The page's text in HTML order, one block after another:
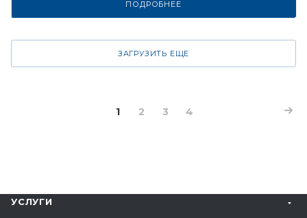
ПОДРОБНЕЕ
ЗАГРУЗИТЬ ЕЩЕ
1 2 3 4
УСЛУГИ